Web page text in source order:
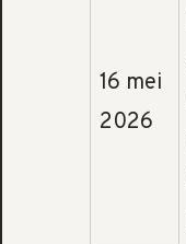
16 mei
2026